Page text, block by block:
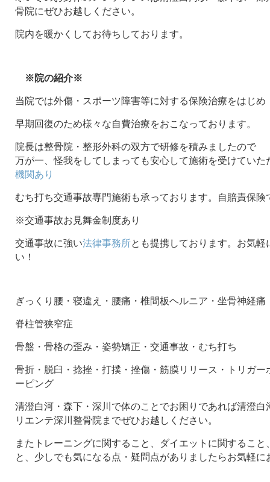
骨院にぜひお越しください。
院内を暖かくしてお待ちしております。
※院の紹介※
当院では外傷・スポーツ障害等に対する保険治療をはじめ
早期回復のため様々な自費治療をおこなっております。
院長は整骨院・整形外科の双方で研修を積みましたので
万が一、怪我をしてしまっても安心して施術を受けていた
機関あり
むち打ち交通事故専門施術も承っております。自賠責保険
※交通事故お見舞金制度あり
交通事故に強い法律事務所とも提携しております。お気軽
い！
ぎっくり腰・寝違え・腰痛・椎間板ヘルニア・坐骨神経痛
脊柱管狭窄症
骨盤・骨格の歪み・姿勢矯正・交通事故・むち打ち
骨折・脱臼・捻挫・打撲・挫傷・筋膜リリース・トリガー
ーピング
清澄白河・森下・深川で体のことでお困りであれば清澄
リエンテ深川整骨院までぜひお越しください。
またトレーニングに関すること、ダイエットに関するこ
と、少しでも気になる点・疑問点がありましたらお気軽に